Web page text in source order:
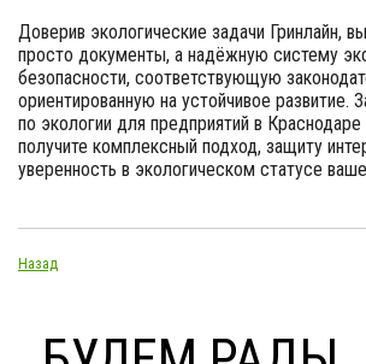
Доверив экологические задачи Гринлайн,
просто документы, а надёжную систему
безопасности, соответствующую
ориентированную на устойчивое развитие.
по экологии для предприятий в Краснодаре
получите комплексный подход, защиту
уверенность в экологическом статусе
Назад